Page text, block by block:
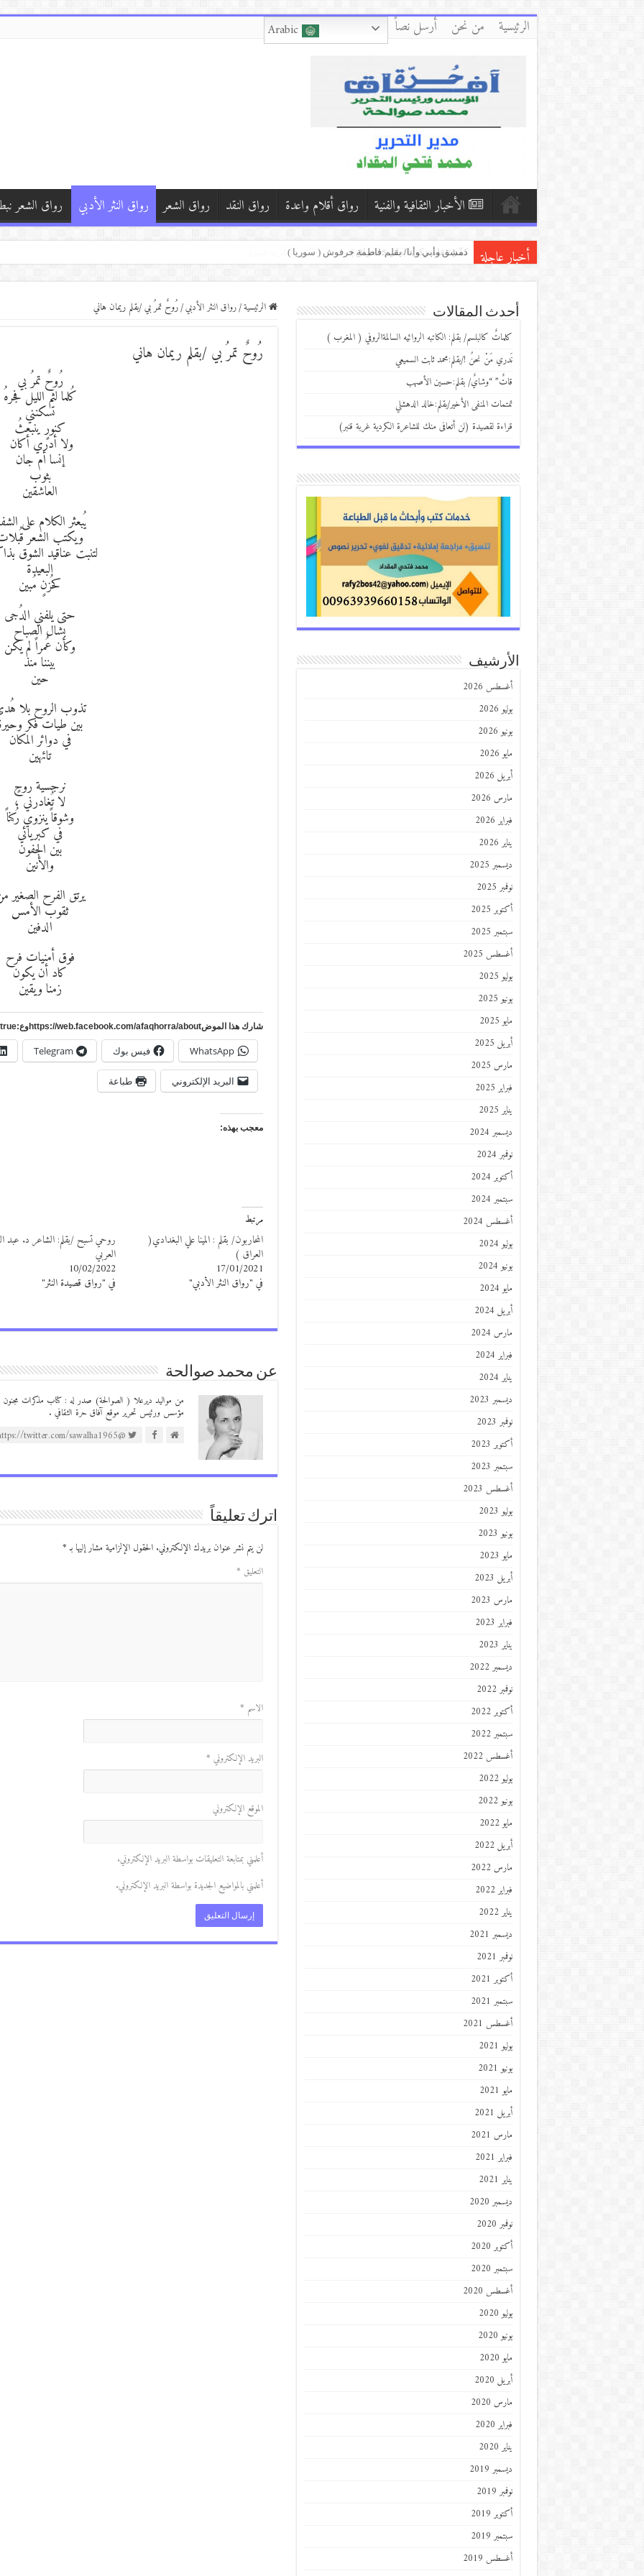
الرئيسية من نحن أرسل نصاً Arabic
الأخبار الثقافية والفنية رواق أقلام واعدة رواق النقد رواق الشعر رواق النثر الأدبي رواق الشعر
أخبار عاجلة كفّي/بقلم:زكي العلي ( العراق )
بكاء المساكين / بقلم:هشام باشا (اليمن)
إِنْ يَنْقُصِ الصَّبْرُ/ بقلم:أحمد النظامي
الرئيسية/رواق النثر الأدبي/رُوحٌ تمرُ بي /بقلم ريمان هاني
رُوحٌ تمرُ بي /بقلم ريمان هاني
رُوحٌ تمرُ بي
كُلما لثم الليل فجرهُ
تسكنني
كنورٍ ينبعثُ
ولا أدري أكان
إنسا أم جان
بثوب
العاشقين
يُبعثر الكلام على
ويكتب الشعر
لتنبت عناقيد الشوق
البعيدة
كحُزنٍ مُبين
حتى يلفني الدُجى
بشال الصباح
وكأن عُمراً لم يكن
بيننا منذ
حين
تذوب الروح بلا
بين طيات فكر
في دوائر المكان
تائهين
نرجسية روحٍ
لا تُغادرني ،
وشوقاً ينزوي رُكناً
في كبريائي
بين الجفون
والأنين
يرتق الفرح الصغير
ثقوب الأمس
الدفين
فوق أمنيات فرح
كاد أن يكون
زمنا ويقين
شارك هذا الموضhttps://web.facebook.com/afaqhorra/aboutوع:https://www.pinterest.com/?autologin=true
WhatsApp فيس بوك Telegram
البريد الإلكتروني طباعة
معجب بهذه:
مرتبط
المحاربون/ بقلم : المينا علي البغدادي(
العراق )
17/01/2021
في "رواق النثر الأدبي"
روحي تسبح /بقلم: الشاعر د. عبد
العربي
10/02/2022
في "رواق قصيدة النثر"
عن محمد صوالحة
مؤسس ورئيس تحرير موقع آفاق حرة الثقافي .
@https://twitter.com/sawalha1965
اترك تعليقاً
لن يتم نشر عنوان بريدك الإلكتروني. الحقول الإلزامية مشار إليها بـ*
التعليق *
الاسم *
البريد الإلكتروني *
الموقع الإلكتروني
أعلمني بمتابعة التعليقات بواسطة البريد الإلكتروني.
أعلمني بالمواضيع الجديدة بواسطة البريد الإلكتروني.
أحدث المقالات
كلماتٌ كالبلسم/ بقلم: الكاتبه الروائيه السالمةالروفي ( المغرب )
نَدري مَنْ نحنُ !/بقلم:محمد ثابت السميعي
قاتٌ” “وشايٌ/ بقلم:حسين الأصهب
تمتمات المنفى الأخير/بقلم:خالد الدهشلي
قراءة لقصيدة (لن أتعافى منك للشاعرة الكردية غربة قنبر)
الأرشيف
أغسطس 2026
يوليو 2026
يونيو 2026
مايو 2026
أبريل 2026
مارس 2026
فبراير 2026
يناير 2026
ديسمبر 2025
نوفمبر 2025
أكتوبر 2025
سبتمبر 2025
أغسطس 2025
يوليو 2025
يونيو 2025
مايو 2025
أبريل 2025
مارس 2025
فبراير 2025
يناير 2025
ديسمبر 2024
نوفمبر 2024
أكتوبر 2024
سبتمبر 2024
أغسطس 2024
يوليو 2024
يونيو 2024
مايو 2024
أبريل 2024
مارس 2024
فبراير 2024
يناير 2024
ديسمبر 2023
نوفمبر 2023
أكتوبر 2023
سبتمبر 2023
أغسطس 2023
يوليو 2023
يونيو 2023
مايو 2023
أبريل 2023
مارس 2023
فبراير 2023
يناير 2023
ديسمبر 2022
نوفمبر 2022
أكتوبر 2022
سبتمبر 2022
أغسطس 2022
يوليو 2022
يونيو 2022
مايو 2022
أبريل 2022
مارس 2022
فبراير 2022
يناير 2022
ديسمبر 2021
نوفمبر 2021
أكتوبر 2021
سبتمبر 2021
أغسطس 2021
يوليو 2021
يونيو 2021
مايو 2021
أبريل 2021
مارس 2021
فبراير 2021
يناير 2021
ديسمبر 2020
نوفمبر 2020
أكتوبر 2020
سبتمبر 2020
أغسطس 2020
يوليو 2020
يونيو 2020
مايو 2020
أبريل 2020
مارس 2020
فبراير 2020
يناير 2020
ديسمبر 2019
نوفمبر 2019
أكتوبر 2019
سبتمبر 2019
أغسطس 2019